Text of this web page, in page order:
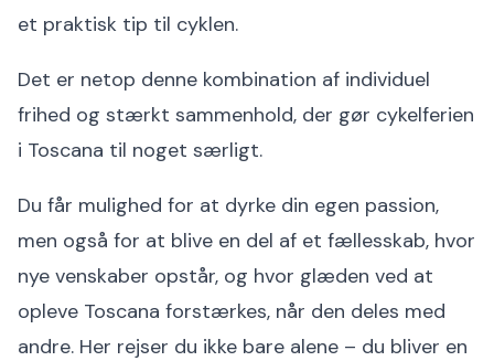
et praktisk tip til cyklen.
Det er netop denne kombination af individuel
frihed og stærkt sammenhold, der gør cykelferien
i Toscana til noget særligt.
Du får mulighed for at dyrke din egen passion,
men også for at blive en del af et fællesskab, hvor
nye venskaber opstår, og hvor glæden ved at
opleve Toscana forstærkes, når den deles med
andre. Her rejser du ikke bare alene – du bliver en